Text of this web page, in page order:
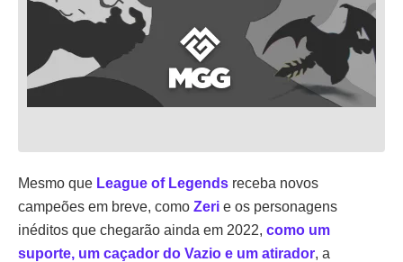
Mesmo que League of Legends receba novos
campeões em breve, como Zeri e os personagens
inéditos que chegarão ainda em 2022, como um
suporte, um caçador do Vazio e um atirador, a